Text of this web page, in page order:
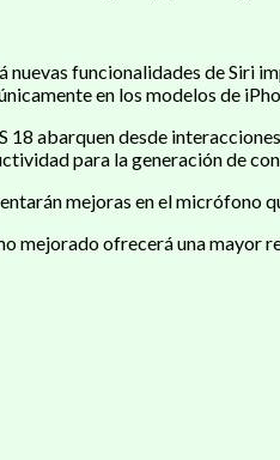
funcionalidades de Siri
en los modelos de
18 abarquen desde
para la generación de
mejoras en el micrófono
mejorado ofrecerá una mayor